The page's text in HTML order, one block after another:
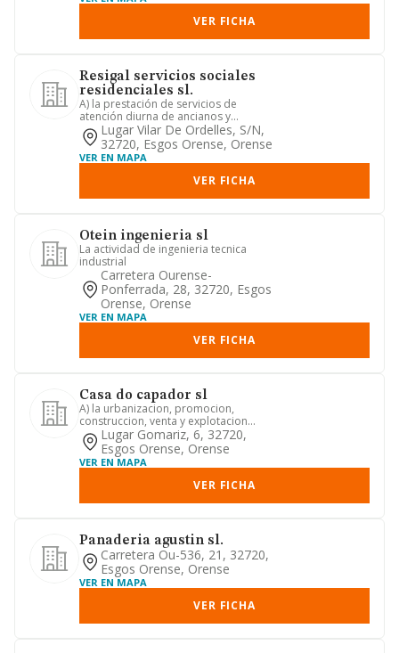
VER FICHA
Resigal servicios sociales
residenciales sl.
A) la prestación de servicios de
atención diurna de ancianos y
dependientes, con y sin recogida en ...
Lugar Vilar De Ordelles, S/n,
32720, Esgos Orense, Orense
VER EN MAPA
VER FICHA
Otein ingenieria sl
La actividad de ingenieria tecnica
industrial
Carretera Ourense-
Ponferrada, 28, 32720, Esgos
Orense, Orense
VER EN MAPA
VER FICHA
Casa do capador sl
A) la urbanizacion, promocion,
construccion, venta y explotacion
directa o indirecta de parcelas, t...
Lugar Gomariz, 6, 32720,
Esgos Orense, Orense
VER EN MAPA
VER FICHA
Panaderia agustin sl.
Carretera Ou-536, 21, 32720,
Esgos Orense, Orense
VER EN MAPA
VER FICHA